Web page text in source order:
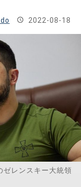
2022-08-18
ゼレンスキー大統領